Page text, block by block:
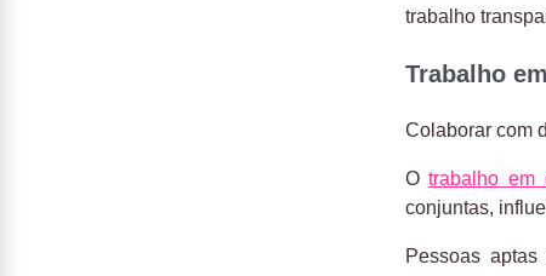
trabalho
Trabalho
Colaborar com
Otrabalho em
conjuntas,
Pessoas